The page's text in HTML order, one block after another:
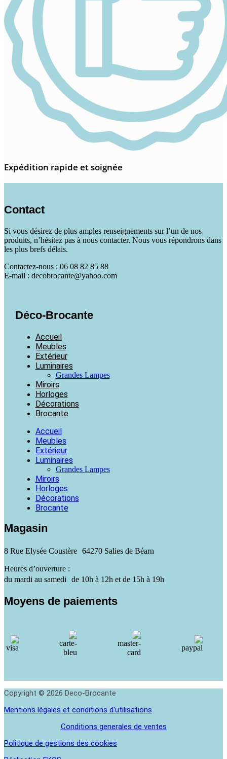
Expédition rapide et soignée
Contact
Si vous désirez de plus amples renseignements sur l’un de nos
produits, n’hésitez pas à nous contacter. Nous vous répondrons dans
les plus brefs délais.
Contactez-nous : 06 08 82 85 88
E-mail : decobrocante@yahoo.com
Déco-Brocante
Accueil
Meubles
Extérieur
Luminaires
Grandes Lampes
Miroirs
Horloges
Décorations
Brocante
Accueil
Meubles
Extérieur
Luminaires
Grandes Lampes
Miroirs
Horloges
Décorations
Brocante
Magasin
8 Rue Elysée Coustère 64270 Salies de Béarn
Heures d’ouverture :
du mardi au samedi de 10h à 12h et de 15h à 19h
Moyens de paiements
Copyright © 2026 Deco-Brocante
Mentions légales et conditions d'utilisations
Conditions generales de ventes
Politique de gestions des cookies